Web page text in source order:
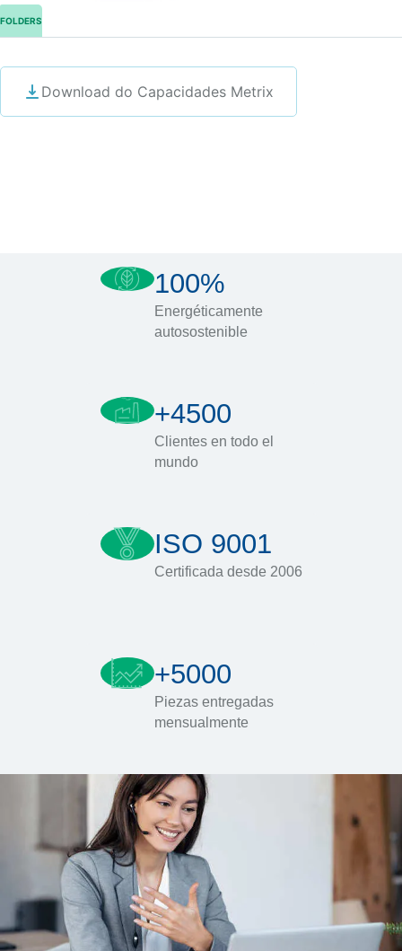
FOLDERS
Download do Capacidades Metrix
100%
Energéticamente
autosostenible
+4500
Clientes en todo el
mundo
ISO 9001
Certificada desde 2006
+5000
Piezas entregadas
mensualmente